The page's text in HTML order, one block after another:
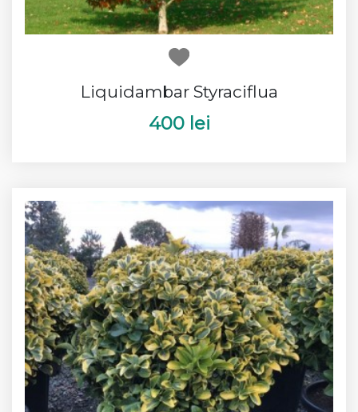
Liquidambar Styraciflua
400 lei